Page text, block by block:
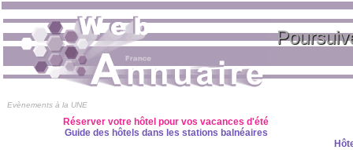
Evènements à la UNE
Réserver votre hôtel pour vos vacances d'été
Guide des hôtels dans les stations balnéaires